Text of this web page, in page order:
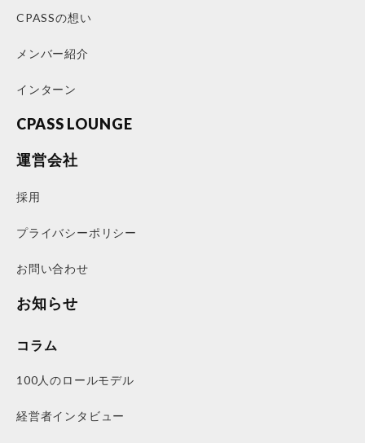
CPASSの想い
メンバー紹介
インターン
CPASS LOUNGE
運営会社
採用
プライバシーポリシー
お問い合わせ
お知らせ
コラム
100人のロールモデル
経営者インタビュー